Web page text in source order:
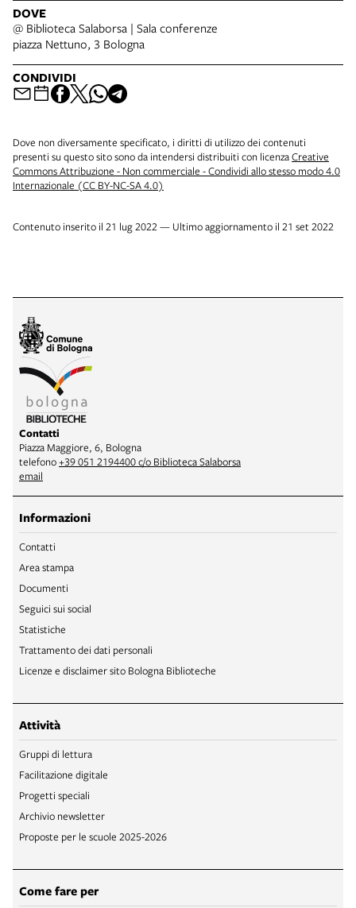
DOVE
@ Biblioteca Salaborsa | Sala conferenze
piazza Nettuno, 3 Bologna
CONDIVIDI
Dove non diversamente specificato, i diritti di utilizzo dei contenuti
presenti su questo sito sono da intendersi distribuiti con licenzaCreative
Commons Attribuzione - Non commerciale - Condividi allo stesso modo 4.0
Internazionale (CC BY-NC-SA 4.0)
Contenuto inserito il 21 lug 2022 — Ultimo aggiornamento il 21 set 2022
Contatti
Piazza Maggiore, 6, Bologna
telefono+39 051 2194400 c/o Biblioteca Salaborsa
email
Informazioni
Contatti
Area stampa
Documenti
Seguici sui social
Statistiche
Trattamento dei dati personali
Licenze e disclaimer sito Bologna Biblioteche
Attività
Gruppi di lettura
Facilitazione digitale
Progetti speciali
Archivio newsletter
Proposte per le scuole 2025-2026
Come fare per